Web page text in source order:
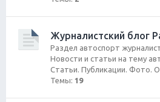
Журналистский блог
Раздел автоспорт
Новости и статьи на тему
Статьи. Публикации. Фото.
Темы: 19